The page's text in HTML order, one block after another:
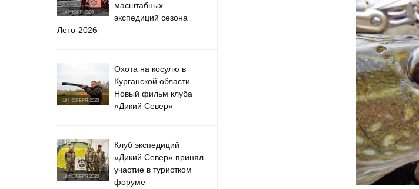
14 ИЮЛЯ 2026
масштабных
экспедиций сезона
Лето-2026
19 НОЯБРЯ 2023
Охота на косулю в
Курганской области.
Новый фильм клуба
«Дикий Север»
19 НОЯБРЯ 2023
Клуб экспедиций
«Дикий Север» принял
участие в туристком
форуме